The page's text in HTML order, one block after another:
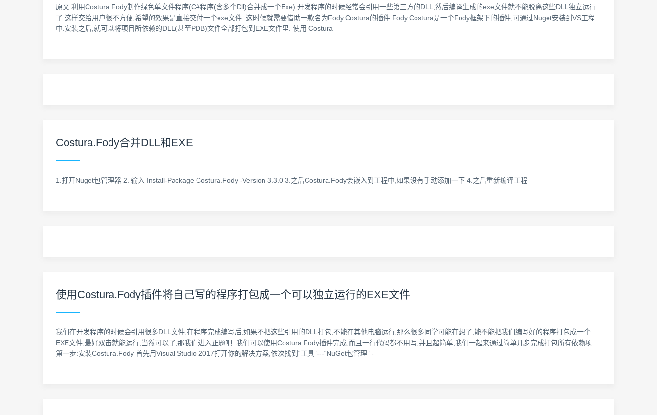
原文:利用Costura.Fody制作绿色单文件程序(C#程序(含多个Dll)合并成一个Exe) 开发程序的时候经常会引用一些第三方的DLL,然后编译生成的exe文件就不能脱离这些DLL独立运行
了.这样交给用户很不方便,希望的效果是直接交付一个exe文件. 这时候就需要借助一款名为Fody.Costura的插件.Fody.Costura是一个Fody框架下的插件,可通过Nuget安装到VS工程
中.安装之后,就可以将项目所依赖的DLL(甚至PDB)文件全部打包到EXE文件里. 使用 Costura
Costura.Fody合并DLL和EXE
1.打开Nuget包管理器 2. 输入 Install-Package Costura.Fody -Version 3.3.0 3.之后Costura.Fody会嵌入到工程中,如果没有手动添加一下 4.之后重新编译工程
使用Costura.Fody插件将自己写的程序打包成一个可以独立运行的EXE文件
我们在开发程序的时候会引用很多DLL文件,在程序完成编写后,如果不把这些引用的DLL打包,不能在其他电脑运行,那么很多同学可能在想了,能不能把我们编写好的程序打包成一个
EXE文件,最好双击就能运行,当然可以了,那我们进入正题吧. 我们可以使用Costura.Fody插件完成,而且一行代码都不用写,并且超简单,我们一起来通过简单几步完成打包所有依赖项.
第一步:安装Costura.Fody 首先用Visual Studio 2017打开你的解决方案,依次找到“工具”---“NuGet包管理” -